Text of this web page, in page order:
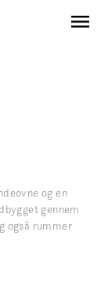
og en
gennem
også rummer